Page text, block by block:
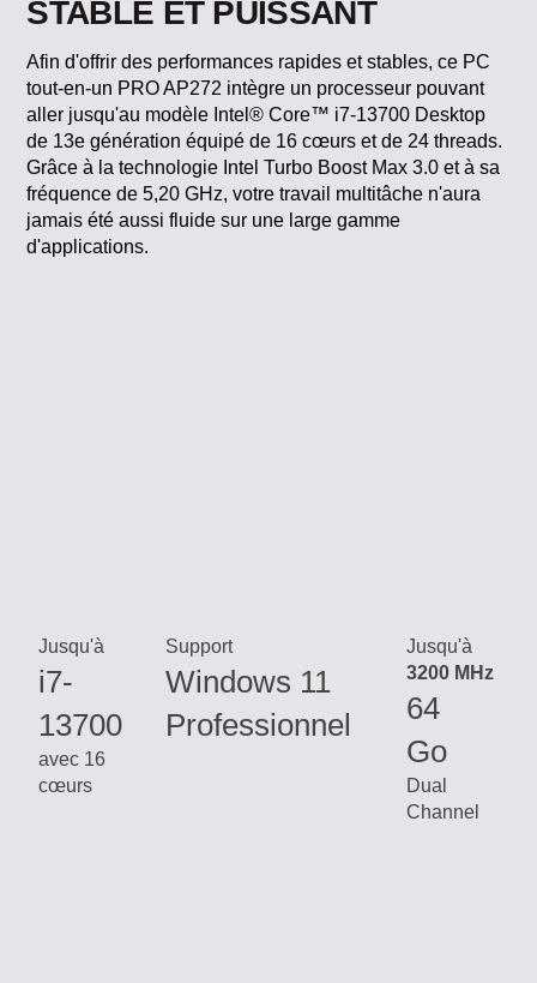
tout-en-un PRO AP272 intègre un processeur pouvant
aller jusqu'au modèle Intel® Core™ i7-13700 Desktop
de 13e génération équipé de 16 cœurs et de 24 threads.
Grâce à la technologie Intel Turbo Boost Max 3.0 et à sa
fréquence de 5,20 GHz, votre travail multitâche n'aura
jamais été aussi fluide sur une large gamme
d'applications.
i7-
13700
avec 16
cœurs
Windows 11
Professionnel
3200 MHz
64
Go
Dual
Channel